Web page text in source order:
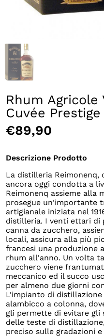
Rhum Agricole
Cuvée Prestige
€89,90
Descrizione Prodotto
La distilleria Reimonenq,
ancora oggi condotta a
Reimonenq assieme alla
prosegue un'importante
artigianale iniziata nel
distilleria. I venti ettari
canna da zucchero,
locali, assicura alla più
francesi una produzione
rhum all'anno. Un volta
zucchero viene
meccanico ed il succo
per almeno due giorni
L'impianto di
alambicco a colonna,
gli permette di evitare gli
delle teste di
preciso sulle gradazioni